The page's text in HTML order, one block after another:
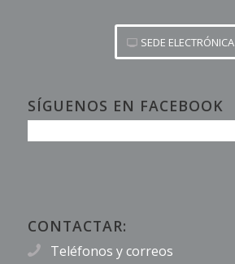
SEDE ELECTRÓNICA
SÍGUENOS EN FACEBOOK
CONTACTAR:
Teléfonos y correos